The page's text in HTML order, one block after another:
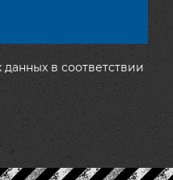
в соответствии